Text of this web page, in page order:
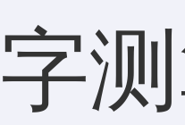
字